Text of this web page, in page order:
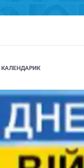
КАЛЕНДАРИК